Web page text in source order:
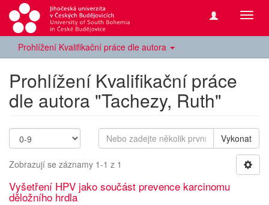
Prohlížení Kvalifikační práce dle autora
Prohlížení Kvalifikační práce
dle autora "Tachezy, Ruth"
Vykonat
Zobrazují se záznamy 1-1 z 1
Vyšetření HPV jako součást prevence karcinomu
děložního hrdla